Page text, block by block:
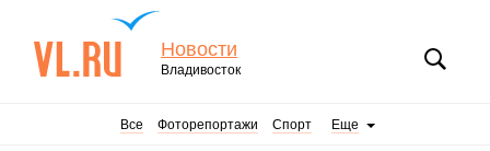
Новости
Владивосток
Все Фоторепортажи Спорт Еще